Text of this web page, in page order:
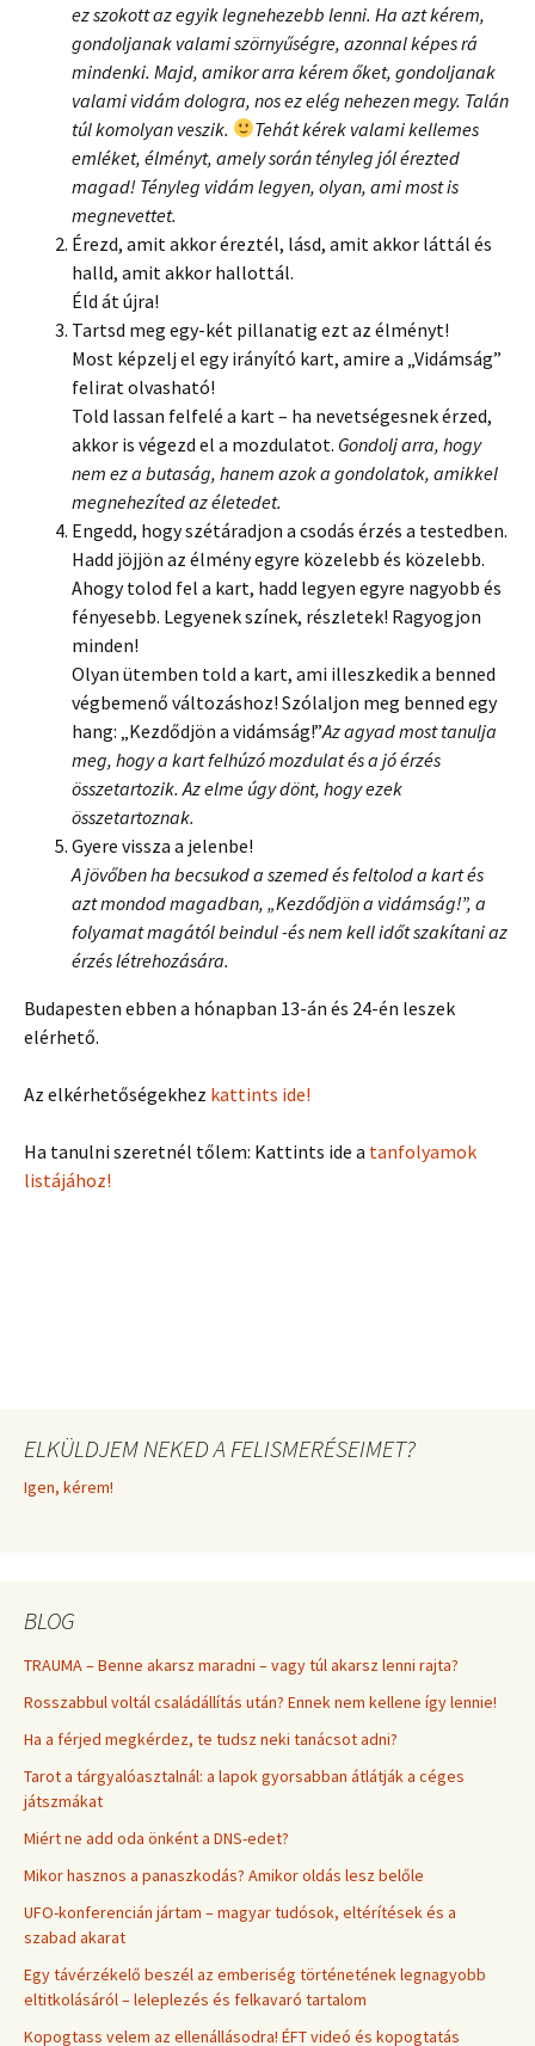
ez szokott az egyik legnehezebb lenni. Ha azt kérem,
gondoljanak valami szörnyűségre, azonnal képes rá
mindenki. Majd, amikor arra kérem őket, gondoljanak
valami vidám dologra, nos ez elég nehezen megy. Talán
túl komolyan veszik.
Tehát kérek valami kellemes
emléket, élményt, amely során tényleg jól érezted
magad! Tényleg vidám legyen, olyan, ami most is
megnevettet.
Érezd, amit akkor éreztél, lásd, amit akkor láttál és
halld, amit akkor hallottál.
Éld át újra!
Tartsd meg egy-két pillanatig ezt az élményt!
Most képzelj el egy irányító kart, amire a „Vidámság”
felirat olvasható!
Told lassan felfelé a kart – ha nevetségesnek érzed,
akkor is végezd el a mozdulatot. Gondolj arra, hogy
nem ez a butaság, hanem azok a gondolatok, amikkel
megnehezíted az életedet.
Engedd, hogy szétáradjon a csodás érzés a testedben.
Hadd jöjjön az élmény egyre közelebb és közelebb.
Ahogy tolod fel a kart, hadd legyen egyre nagyobb és
fényesebb. Legyenek színek, részletek! Ragyogjon
minden!
Olyan ütemben told a kart, ami illeszkedik a benned
végbemenő változáshoz! Szólaljon meg benned egy
hang: „Kezdődjön a vidámság!”Az agyad most tanulja
meg, hogy a kart felhúzó mozdulat és a jó érzés
összetartozik. Az elme úgy dönt, hogy ezek
összetartoznak.
Gyere vissza a jelenbe!
A jövőben ha becsukod a szemed és feltolod a kart és
azt mondod magadban, „Kezdődjön a vidámság!”, a
folyamat magától beindul -és nem kell időt szakítani az
érzés létrehozására.
Budapesten ebben a hónapban 13-án és 24-én leszek
elérhető.
Az elkérhetőségekhez kattints ide!
Ha tanulni szeretnél tőlem: Kattints ide a tanfolyamok
listájához!
ELKÜLDJEM NEKED A FELISMERÉSEIMET?
Igen, kérem!
BLOG
TRAUMA – Benne akarsz maradni – vagy túl akarsz lenni rajta?
Rosszabbul voltál családállítás után? Ennek nem kellene így lennie!
Ha a férjed megkérdez, te tudsz neki tanácsot adni?
Tarot a tárgyalóasztalnál: a lapok gyorsabban átlátják a céges
játszmákat
Miért ne add oda önként a DNS-edet?
Mikor hasznos a panaszkodás? Amikor oldás lesz belőle
UFO-konferencián jártam – magyar tudósok, eltérítések és a
szabad akarat
Egy távérzékelő beszél az emberiség történetének legnagyobb
eltitkolásáról – leleplezés és felkavaró tartalom
Kopogtass velem az ellenállásodra! ÉFT videó és kopogtatás